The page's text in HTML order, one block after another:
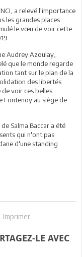
a relevé l'importance
les grandes places
le vœu de voir cette
Audrey Azoulay,
que le monde regarde
tant sur le plan de la
des libertés
de voir ces belles
Fontenoy au siège de
Salma Baccar a été
qui n'ont pas
d'une standing
Imprimer
LE AVEC